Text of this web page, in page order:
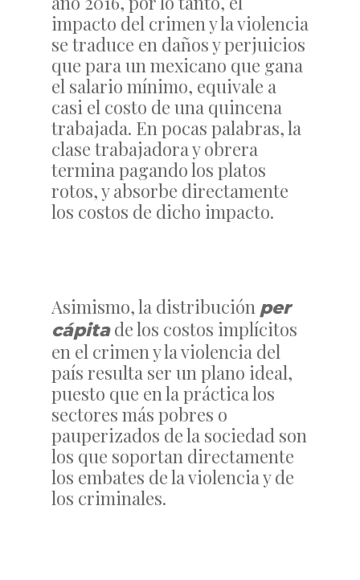
impacto del crimen y la violencia
se traduce en daños y perjuicios
que para un mexicano que gana
el salario mínimo, equivale a
casi el costo de una quincena
trabajada. En pocas palabras, la
clase trabajadora y obrera
termina pagando los platos
rotos, y absorbe directamente
los costos de dicho impacto.
Asimismo, la distribución per
cápitade los costos implícitos
en el crimen y la violencia del
país resulta ser un plano ideal,
puesto que en la práctica los
sectores más pobres o
pauperizados de la sociedad son
los que soportan directamente
los embates de la violencia y de
los criminales.